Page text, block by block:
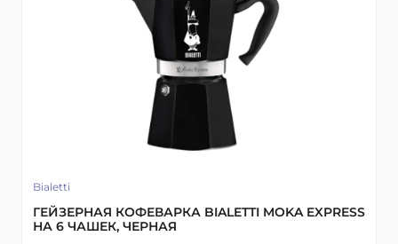
Bialetti
ГЕЙЗЕРНАЯ КОФЕВАРКА BIALETTI MOKA EXPRESS
НА 6 ЧАШЕК, ЧЕРНАЯ